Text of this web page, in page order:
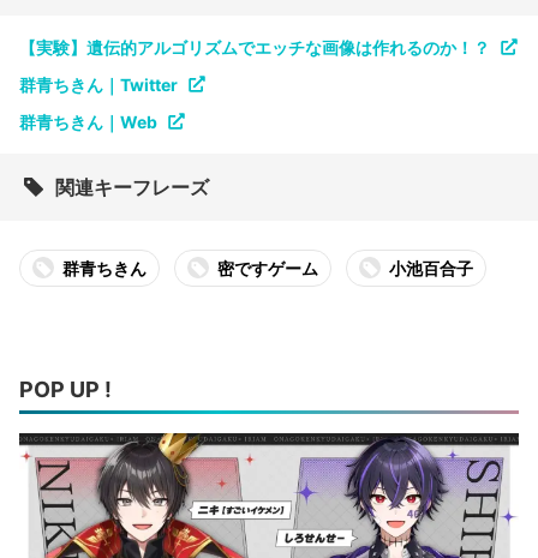
【実験】遺伝的アルゴリズムでエッチな画像は作れるのか！？
群青ちきん｜Twitter
群青ちきん｜Web
関連キーフレーズ
群青ちきん 密ですゲーム 小池百合子
POP UP !